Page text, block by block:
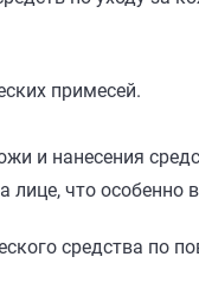
примесей.
и нанесения
что особенно
средства по